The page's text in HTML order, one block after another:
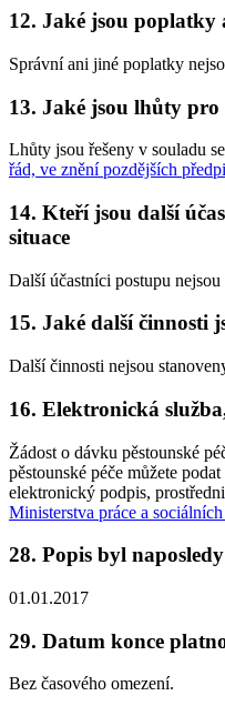
12. Jaké jsou
Správní ani jiné poplatky
13. Jaké jsou lhůty
Lhůty jsou řešeny v souladu se
řád, ve znění pozdějších
14. Kteří jsou další
situace
Další účastníci postupu nejsou
15. Jaké další činnosti
Další činnosti nejsou
16. Elektronická
Žádost o dávku pěstounské
pěstounské péče můžete
elektronický podpis,
Ministerstva práce a
28. Popis byl
01.01.2017
29. Datum konce
Bez časového omezení.